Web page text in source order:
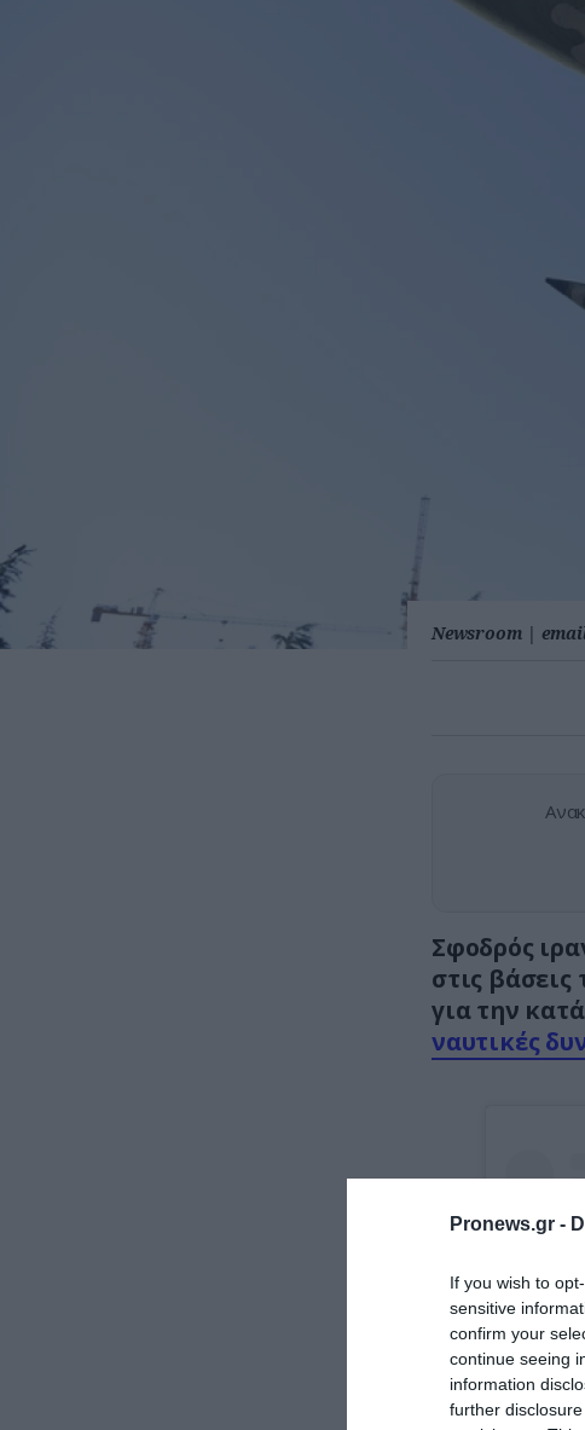
Pronews.gr -
If you wish to
sensitive
confirm your
continue seeing
information
further
Newsroom |
Σφοδρός
στις
για την
ναυτικές